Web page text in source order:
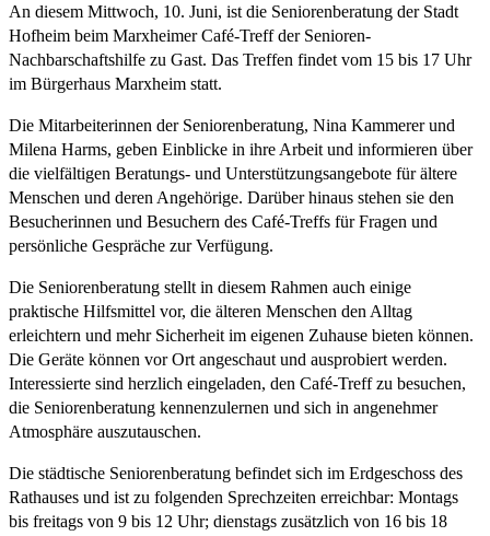
An diesem Mittwoch, 10. Juni, ist die Seniorenberatung der Stadt
Hofheim beim Marxheimer Café-Treff der Senioren-
Nachbarschaftshilfe zu Gast. Das Treffen findet vom 15 bis 17 Uhr
im Bürgerhaus Marxheim statt.
Die Mitarbeiterinnen der Seniorenberatung, Nina Kammerer und
Milena Harms, geben Einblicke in ihre Arbeit und informieren über
die vielfältigen Beratungs- und Unterstützungsangebote für ältere
Menschen und deren Angehörige. Darüber hinaus stehen sie den
Besucherinnen und Besuchern des Café-Treffs für Fragen und
persönliche Gespräche zur Verfügung.
Die Seniorenberatung stellt in diesem Rahmen auch einige
praktische Hilfsmittel vor, die älteren Menschen den Alltag
erleichtern und mehr Sicherheit im eigenen Zuhause bieten können.
Die Geräte können vor Ort angeschaut und ausprobiert werden.
Interessierte sind herzlich eingeladen, den Café-Treff zu besuchen,
die Seniorenberatung kennenzulernen und sich in angenehmer
Atmosphäre auszutauschen.
Die städtische Seniorenberatung befindet sich im Erdgeschoss des
Rathauses und ist zu folgenden Sprechzeiten erreichbar: Montags
bis freitags von 9 bis 12 Uhr; dienstags zusätzlich von 16 bis 18